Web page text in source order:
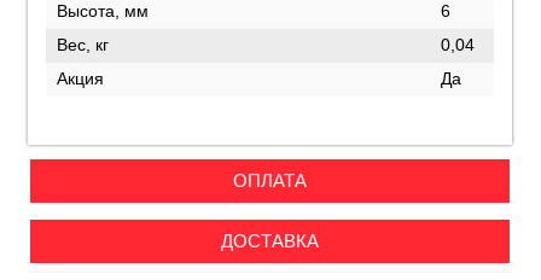
Высота, мм
6
Вес, кг
0,04
Акция
Да
ОПЛАТА
ДОСТАВКА